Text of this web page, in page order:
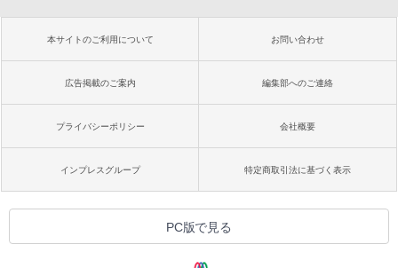
本サイトのご利用について お問い合わせ
広告掲載のご案内 編集部へのご連絡
プライバシーポリシー 会社概要
インプレスグループ 特定商取引法に基づく表示
PC版で見る